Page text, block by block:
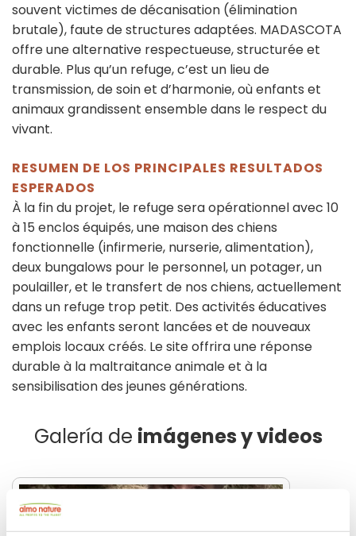
souvent victimes de décanisation (élimination
brutale), faute de structures adaptées. MADASCOTA
offre une alternative respectueuse, structurée et
durable. Plus qu’un refuge, c’est un lieu de
transmission, de soin et d’harmonie, où enfants et
animaux grandissent ensemble dans le respect du
vivant.
RESUMEN DE LOS PRINCIPALES RESULTADOS
ESPERADOS
À la fin du projet, le refuge sera opérationnel avec 10
à 15 enclos équipés, une maison des chiens
fonctionnelle (infirmerie, nurserie, alimentation),
deux bungalows pour le personnel, un potager, un
poulailler, et le transfert de nos chiens, actuellement
dans un refuge trop petit. Des activités éducatives
avec les enfants seront lancées et de nouveaux
emplois locaux créés. Le site offrira une réponse
durable à la maltraitance animale et à la
sensibilisation des jeunes générations.
Galería de imágenes y videos